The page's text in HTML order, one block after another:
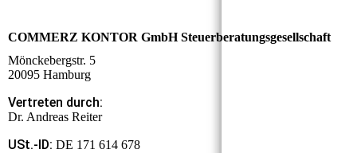
COMMERZ KONTOR GmbH Steuerberatungsgesellschaft
Mönckebergstr. 5
20095 Hamburg
Vertreten durch:
Dr. Andreas Reiter
USt.-ID: DE 171 614 678